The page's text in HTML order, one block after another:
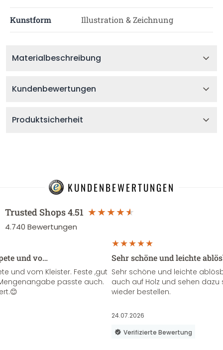
Kunstform Illustration & Zeichnung
Materialbeschreibung
Kundenbewertungen
Produktsicherheit
KUNDENBEWERTUNGEN
Trusted Shops4.51
4.740 Bewertungen
und vo…
und vom Kleister. Feste ,gut
passte auch.
Sehr schöne und leichte
Sehr schöne und leichte
auch auf Holz und sehen
wieder bestellen.
24.07.2026
Verifizierte Bewertung